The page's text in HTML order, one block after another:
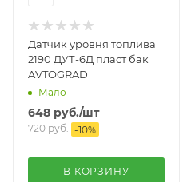
Датчик уровня топлива
2190 ДУТ-6Д пласт бак
AVTOGRAD
Мало
648 руб./шт
720руб. -10%
В КОРЗИНУ